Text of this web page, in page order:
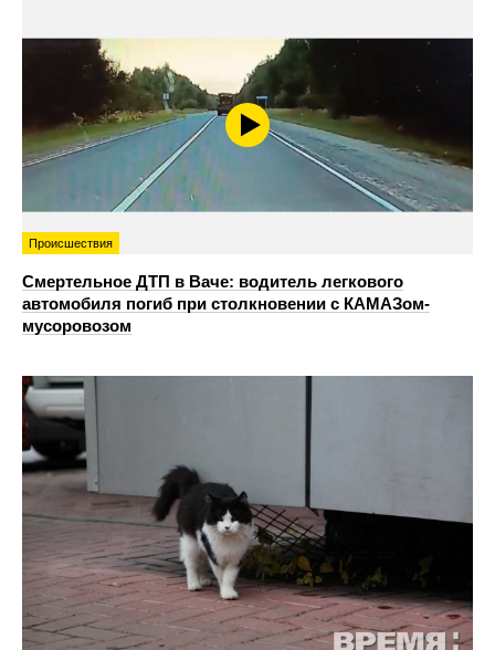
Происшествия
Смертельное ДТП в Ваче: водитель легкового
автомобиля погиб при столкновении с КАМАЗом-
мусоровозом